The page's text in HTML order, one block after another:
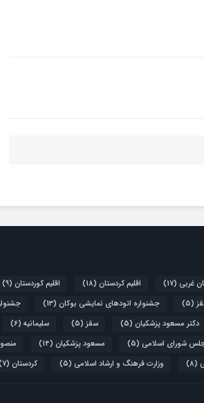
غربی (17) اقلیم کردستان (18) اقلیم کوردستان (9)
(5) جشنواره اتودهای نمایشی بوکان (13)
دکتر مسعود پزشکیان (5) سقز (5) سلیمانیه (6)
شورای اسلامی (5) مسعود پزشکیان (14)
(8) وزارت فرهنگ و ارشاد اسلامی (5) کردستان (7)